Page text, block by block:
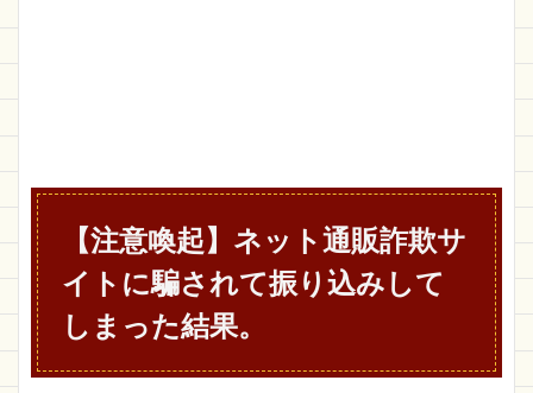
【注意喚起】ネット通販詐欺サ
イトに騙されて振り込みして
しまった結果。